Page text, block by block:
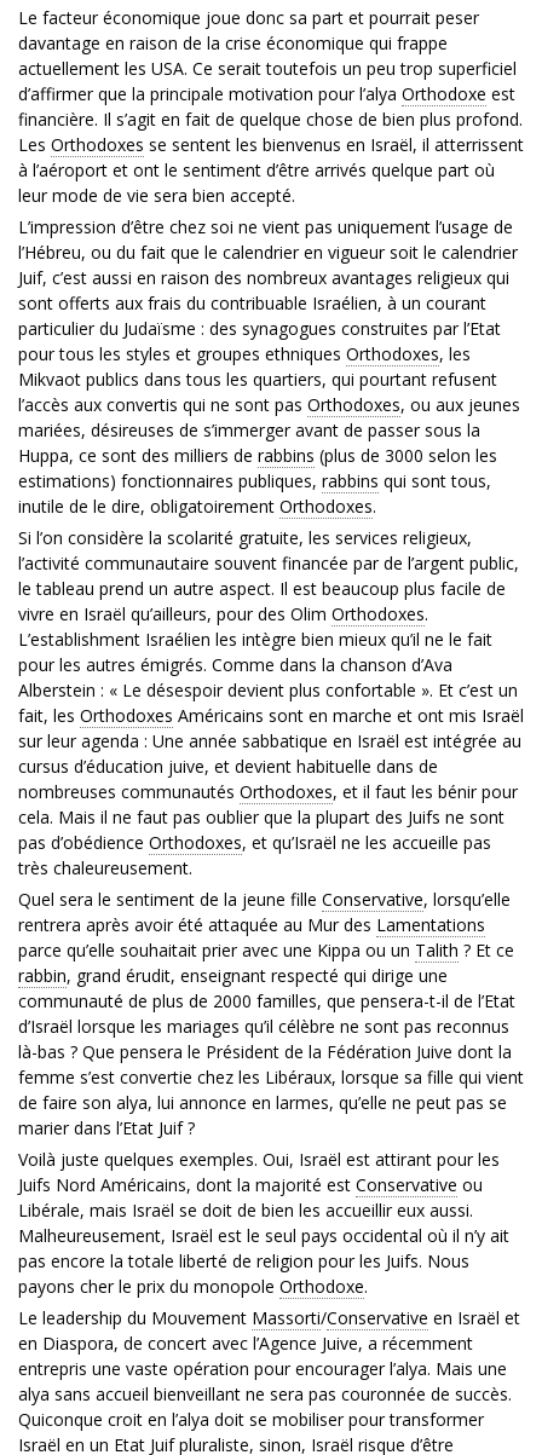
Le facteur économique joue donc sa part et pourrait peser
davantage en raison de la crise économique qui frappe
actuellement les USA. Ce serait toutefois un peu trop superficiel
d’affirmer que la principale motivation pour l’alya Orthodoxe est
financière. Il s’agit en fait de quelque chose de bien plus profond.
Les Orthodoxes se sentent les bienvenus en Israël, il atterrissent
à l’aéroport et ont le sentiment d’être arrivés quelque part où
leur mode de vie sera bien accepté.
L’impression d’être chez soi ne vient pas uniquement l’usage de
l’Hébreu, ou du fait que le calendrier en vigueur soit le calendrier
Juif, c’est aussi en raison des nombreux avantages religieux qui
sont offerts aux frais du contribuable Israélien, à un courant
particulier du Judaïsme : des synagogues construites par l’Etat
pour tous les styles et groupes ethniques Orthodoxes, les
Mikvaot publics dans tous les quartiers, qui pourtant refusent
l’accès aux convertis qui ne sont pas Orthodoxes, ou aux jeunes
mariées, désireuses de s’immerger avant de passer sous la
Huppa, ce sont des milliers de rabbins (plus de 3000 selon les
estimations) fonctionnaires publiques, rabbins qui sont tous,
inutile de le dire, obligatoirement Orthodoxes.
Si l’on considère la scolarité gratuite, les services religieux,
l’activité communautaire souvent financée par de l’argent public,
le tableau prend un autre aspect. Il est beaucoup plus facile de
vivre en Israël qu’ailleurs, pour des Olim Orthodoxes.
L’establishment Israélien les intègre bien mieux qu’il ne le fait
pour les autres émigrés. Comme dans la chanson d’Ava
Alberstein : « Le désespoir devient plus confortable ». Et c’est un
fait, les Orthodoxes Américains sont en marche et ont mis Israël
sur leur agenda : Une année sabbatique en Israël est intégrée au
cursus d’éducation juive, et devient habituelle dans de
nombreuses communautés Orthodoxes, et il faut les bénir pour
cela. Mais il ne faut pas oublier que la plupart des Juifs ne sont
pas d’obédience Orthodoxes, et qu’Israël ne les accueille pas
très chaleureusement.
Quel sera le sentiment de la jeune fille Conservative, lorsqu’elle
rentrera après avoir été attaquée au Mur des Lamentations
parce qu’elle souhaitait prier avec une Kippa ou un Talith ? Et ce
rabbin, grand érudit, enseignant respecté qui dirige une
communauté de plus de 2000 familles, que pensera-t-il de l’Etat
d’Israël lorsque les mariages qu’il célèbre ne sont pas reconnus
là-bas ? Que pensera le Président de la Fédération Juive dont la
femme s’est convertie chez les Libéraux, lorsque sa fille qui vient
de faire son alya, lui annonce en larmes, qu’elle ne peut pas se
marier dans l’Etat Juif ?
Voilà juste quelques exemples. Oui, Israël est attirant pour les
Juifs Nord Américains, dont la majorité est Conservative ou
Libérale, mais Israël se doit de bien les accueillir eux aussi.
Malheureusement, Israël est le seul pays occidental où il n’y ait
pas encore la totale liberté de religion pour les Juifs. Nous
payons cher le prix du monopole Orthodoxe.
Le leadership du Mouvement Massorti/Conservative en Israël et
en Diaspora, de concert avec l’Agence Juive, a récemment
entrepris une vaste opération pour encourager l’alya. Mais une
alya sans accueil bienveillant ne sera pas couronnée de succès.
Quiconque croit en l’alya doit se mobiliser pour transformer
Israël en un Etat Juif pluraliste, sinon, Israël risque d’être